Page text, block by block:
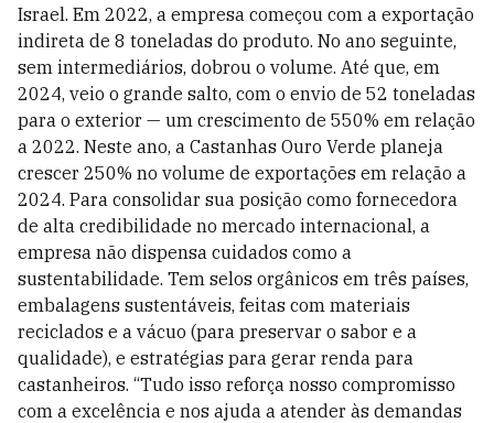
Israel. Em 2022, a empresa começou com a exportação
indireta de 8 toneladas do produto. No ano seguinte,
sem intermediários, dobrou o volume. Até que, em
2024, veio o grande salto, com o envio de 52 toneladas
para o exterior — um crescimento de 550% em relação
a 2022. Neste ano, a Castanhas Ouro Verde planeja
crescer 250% no volume de exportações em relação a
2024. Para consolidar sua posição como fornecedora
de alta credibilidade no mercado internacional, a
empresa não dispensa cuidados como a
sustentabilidade. Tem selos orgânicos em três países,
embalagens sustentáveis, feitas com materiais
reciclados e a vácuo (para preservar o sabor e a
qualidade), e estratégias para gerar renda para
castanheiros. “Tudo isso reforça nosso compromisso
com a excelência e nos ajuda a atender às demandas